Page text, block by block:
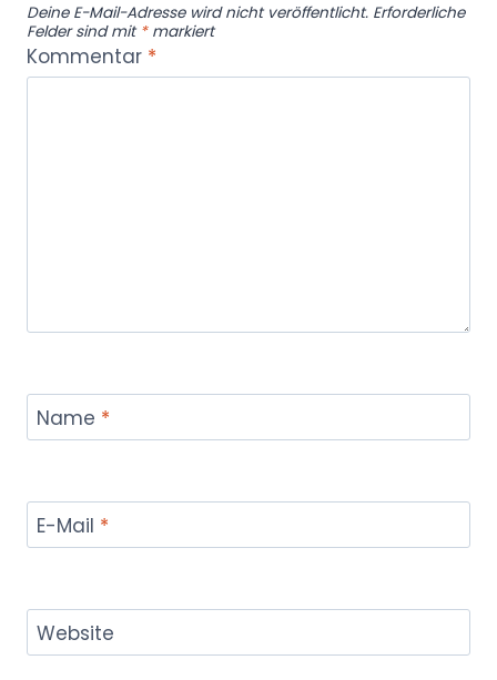
Deine E-Mail-Adresse wird nicht veröffentlicht. Erforderliche
Felder sind mit *markiert
Kommentar *
Name *
E-Mail *
Website